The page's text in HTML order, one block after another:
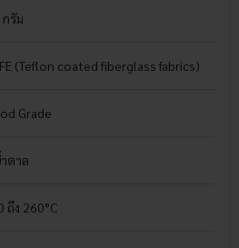
กรัม
(Teflon coated fiberglass fabrics)
Grade
ตาล
ถึง 260°C